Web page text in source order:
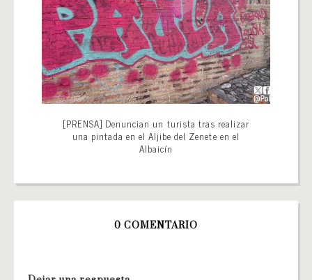
[PRENSA] Denuncian un turista tras realizar
una pintada en el Aljibe del Zenete en el
Albaicín
0 COMENTARIO